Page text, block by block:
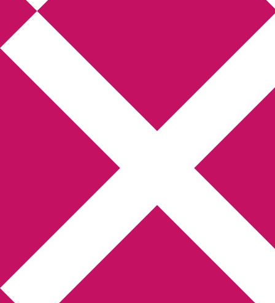
Annikas litteratur-
och kulturblogg
Deckare, kriminalromaner, thrillers
Hem Författarfemman
Webbshop Amazon
Bokbloggsjerka Bloggmaraton
Kriminalroman Min tv-blogg
You are here: Tematrio / Tematrio – Läsning
Tematrio – Läsning
byAnnika